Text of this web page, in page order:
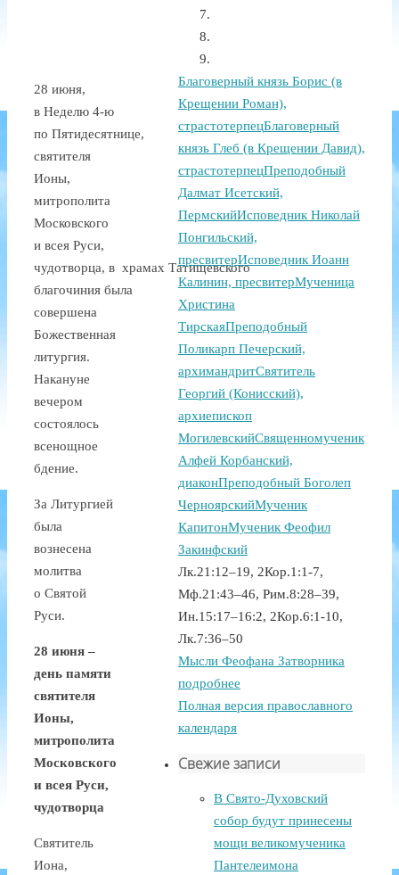
28 июня,
в Неделю 4-ю
по Пятидесятнице,
святителя
Ионы,
митрополита
Московского
и всея Руси,
чудотворца, в храмах Татищевского
благочиния была
совершена
Божественная
литургия.
Накануне
вечером
состоялось
всенощное
бдение.
За Литургией
была
вознесена
молитва
о Святой
Руси.
28 июня –
день памяти
святителя
Ионы,
митрополита
Московского
и всея Руси,
чудотворца
Святитель
Иона,
Благоверный князь Борис (в
Крещении Роман),
страстотерпецБлаговерный
князь Глеб (в Крещении Давид),
страстотерпецПреподобный
Далмат Исетский,
ПермскийИсповедник Николай
Понгильский,
пресвитерИсповедник Иоанн
Калинин, пресвитерМученица
Христина
ТирскаяПреподобный
Поликарп Печерский,
архимандритСвятитель
Георгий (Конисский),
архиепископ
МогилевскийСвященномученик
Алфей Корбанский,
диаконПреподобный Боголеп
ЧерноярскийМученик
КапитонМученик Феофил
Закинфский
Лк.21:12–19, 2Кор.1:1-7,
Мф.21:43–46, Рим.8:28–39,
Ин.15:17–16:2, 2Кор.6:1-10,
Лк.7:36–50
Мысли Феофана Затворника
подробнее
Полная версия православного
календаря
Свежие записи
В Свято-Духовский
собор будут принесены
мощи великомученика
Пантелеимона